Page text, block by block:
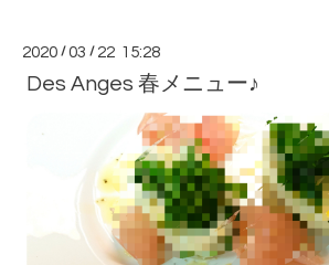
2020 /03 / 22 15:28
Des Anges 春メニュー♪